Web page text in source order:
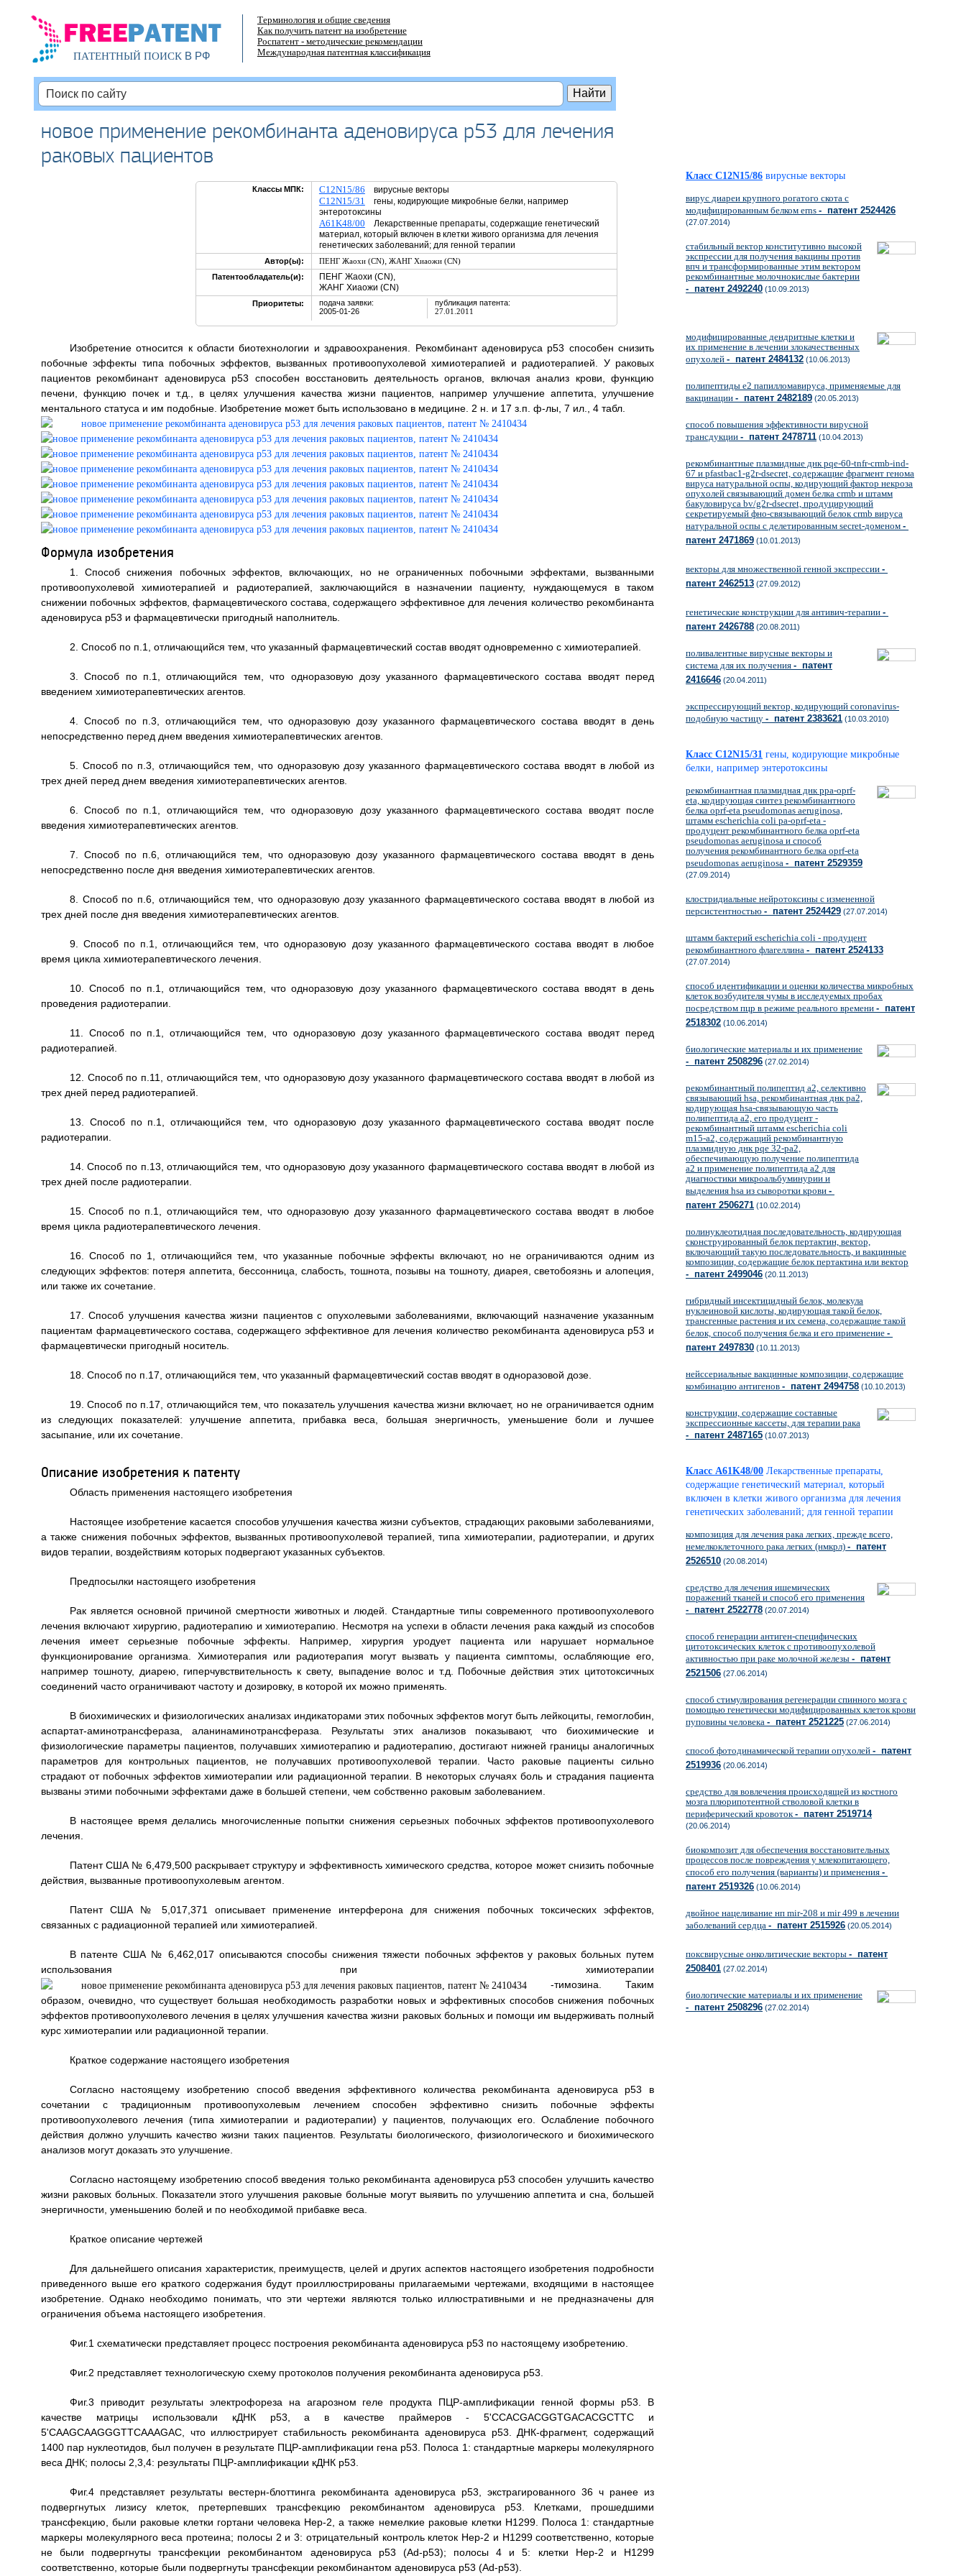
ПАТЕНТНЫЙ ПОИСКВ РФ
Терминология и общие сведения
Как получить патент на изобретение
Роспатент - методические рекомендации
Международная патентная классификация
новое применение рекомбинанта аденовируса р53 для лечения
раковых пациентов
Классы МПК: C12N15/86 вирусные векторы
C12N15/31 гены, кодирующие микробные белки, например
энтеротоксины
A61K48/00 Лекарственные препараты, содержащие генетический
материал, который включен в клетки живого организма для лечения
генетических заболеваний; для генной терапии
Автор(ы): ПЕНГ Жаохи (CN), ЖАНГ Хиаожи (CN)
Патентообладатель(и):
ПЕНГ Жаохи (CN),
ЖАНГ Хиаожи (CN)
Приоритеты:
подача заявки:
2005-01-26
публикация патента:
27.01.2011
Изобретение относится к области биотехнологии и здравоохранения. Рекомбинант аденовируса р53 способен снизить
побочные эффекты типа побочных эффектов, вызванных противоопухолевой химиотерапией и радиотерапией. У раковых
пациентов рекомбинант аденовируса р53 способен восстановить деятельность органов, включая анализ крови, функцию
печени, функцию почек и т.д., в целях улучшения качества жизни пациентов, например улучшение аппетита, улучшение
ментального статуса и им подобные. Изобретение может быть использовано в медицине. 2 н. и 17 з.п. ф-лы, 7 ил., 4 табл.
Формула изобретения
1. Способ снижения побочных эффектов, включающих, но не ограниченных побочными эффектами, вызванными
противоопухолевой химиотерапией и радиотерапией, заключающийся в назначении пациенту, нуждающемуся в таком
снижении побочных эффектов, фармацевтического состава, содержащего эффективное для лечения количество рекомбинанта
аденовируса р53 и фармацевтически пригодный наполнитель.
2. Способ по п.1, отличающийся тем, что указанный фармацевтический состав вводят одновременно с химиотерапией.
3. Способ по п.1, отличающийся тем, что одноразовую дозу указанного фармацевтического состава вводят перед
введением химиотерапевтических агентов.
4. Способ по п.3, отличающийся тем, что одноразовую дозу указанного фармацевтического состава вводят в день
непосредственно перед днем введения химиотерапевтических агентов.
5. Способ по п.3, отличающийся тем, что одноразовую дозу указанного фармацевтического состава вводят в любой из
трех дней перед днем введения химиотерапевтических агентов.
6. Способ по п.1, отличающийся тем, что одноразовую дозу указанного фармацевтического состава вводят после
введения химиотерапевтических агентов.
7. Способ по п.6, отличающийся тем, что одноразовую дозу указанного фармацевтического состава вводят в день
непосредственно после дня введения химиотерапевтических агентов.
8. Способ по п.6, отличающийся тем, что одноразовую дозу указанного фармацевтического состава вводят в любой из
трех дней после дня введения химиотерапевтических агентов.
9. Способ по п.1, отличающийся тем, что одноразовую дозу указанного фармацевтического состава вводят в любое
время цикла химиотерапевтического лечения.
10. Способ по п.1, отличающийся тем, что одноразовую дозу указанного фармацевтического состава вводят в день
проведения радиотерапии.
11. Способ по п.1, отличающийся тем, что одноразовую дозу указанного фармацевтического состава вводят перед
радиотерапией.
12. Способ по п.11, отличающийся тем, что одноразовую дозу указанного фармацевтического состава вводят в любой из
трех дней перед радиотерапией.
13. Способ по п.1, отличающийся тем, что одноразовую дозу указанного фармацевтического состава вводят после
радиотерапии.
14. Способ по п.13, отличающийся тем, что одноразовую дозу указанного фармацевтического состава вводят в любой из
трех дней после радиотерапии.
15. Способ по п.1, отличающийся тем, что одноразовую дозу указанного фармацевтического состава вводят в любое
время цикла радиотерапевтического лечения.
16. Способ по 1, отличающийся тем, что указанные побочные эффекты включают, но не ограничиваются одним из
следующих эффектов: потеря аппетита, бессонница, слабость, тошнота, позывы на тошноту, диарея, светобоязнь и алопеция,
или также их сочетание.
17. Способ улучшения качества жизни пациентов с опухолевыми заболеваниями, включающий назначение указанным
пациентам фармацевтического состава, содержащего эффективное для лечения количество рекомбинанта аденовируса р53 и
фармацевтически пригодный носитель.
18. Способ по п.17, отличающийся тем, что указанный фармацевтический состав вводят в одноразовой дозе.
19. Способ по п.17, отличающийся тем, что показатель улучшения качества жизни включает, но не ограничивается одним
из следующих показателей: улучшение аппетита, прибавка веса, большая энергичность, уменьшение боли и лучшее
засыпание, или их сочетание.
Описание изобретения к патенту
Область применения настоящего изобретения
Настоящее изобретение касается способов улучшения качества жизни субъектов, страдающих раковыми заболеваниями,
а также снижения побочных эффектов, вызванных противоопухолевой терапией, типа химиотерапии, радиотерапии, и других
видов терапии, воздействиям которых подвергают указанных субъектов.
Предпосылки настоящего изобретения
Рак является основной причиной смертности животных и людей. Стандартные типы современного противоопухолевого
лечения включают хирургию, радиотерапию и химиотерапию. Несмотря на успехи в области лечения рака каждый из способов
лечения имеет серьезные побочные эффекты. Например, хирургия уродует пациента или нарушает нормальное
функционирование организма. Химиотерапия или радиотерапия могут вызвать у пациента симптомы, ослабляющие его,
например тошноту, диарею, гиперчувствительность к свету, выпадение волос и т.д. Побочные действия этих цитотоксичных
соединений часто ограничивают частоту и дозировку, в которой их можно применять.
В биохимических и физиологических анализах индикаторами этих побочных эффектов могут быть лейкоциты, гемоглобин,
аспартат-аминотрансфераза, аланинаминотрансфераза. Результаты этих анализов показывают, что биохимические и
физиологические параметры пациентов, получавших химиотерапию и радиотерапию, достигают нижней границы аналогичных
параметров для контрольных пациентов, не получавших противоопухолевой терапии. Часто раковые пациенты сильно
страдают от побочных эффектов химиотерапии или радиационной терапии. В некоторых случаях боль и страдания пациента
вызваны этими побочными эффектами даже в большей степени, чем собственно раковым заболеванием.
В настоящее время делались многочисленные попытки снижения серьезных побочных эффектов противоопухолевого
лечения.
Патент США № 6,479,500 раскрывает структуру и эффективность химического средства, которое может снизить побочные
действия, вызванные противоопухолевым агентом.
Патент США № 5,017,371 описывает применение интерферона для снижения побочных токсических эффектов,
связанных с радиационной терапией или химиотерапией.
В патенте США № 6,462,017 описываются способы снижения тяжести побочных эффектов у раковых больных путем
использования при химиотерапии
-тимозина. Таким
образом, очевидно, что существует большая необходимость разработки новых и эффективных способов снижения побочных
эффектов противоопухолевого лечения в целях улучшения качества жизни раковых больных и помощи им выдерживать полный
курс химиотерапии или радиационной терапии.
Краткое содержание настоящего изобретения
Согласно настоящему изобретению способ введения эффективного количества рекомбинанта аденовируса р53 в
сочетании с традиционным противоопухолевым лечением способен эффективно снизить побочные эффекты
противоопухолевого лечения (типа химиотерапии и радиотерапии) у пациентов, получающих его. Ослабление побочного
действия должно улучшить качество жизни таких пациентов. Результаты биологического, физиологического и биохимического
анализов могут доказать это улучшение.
Согласно настоящему изобретению способ введения только рекомбинанта аденовируса р53 способен улучшить качество
жизни раковых больных. Показатели этого улучшения раковые больные могут выявить по улучшению аппетита и сна, большей
энергичности, уменьшению болей и по необходимой прибавке веса.
Краткое описание чертежей
Для дальнейшего описания характеристик, преимуществ, целей и других аспектов настоящего изобретения подробности
приведенного выше его краткого содержания будут проиллюстрированы прилагаемыми чертежами, входящими в настоящее
изобретение. Однако необходимо понимать, что эти чертежи являются только иллюстративными и не предназначены для
ограничения объема настоящего изобретения.
Фиг.1 схематически представляет процесс построения рекомбинанта аденовируса р53 по настоящему изобретению.
Фиг.2 представляет технологическую схему протоколов получения рекомбинанта аденовируса р53.
Фиг.3 приводит результаты электрофореза на агарозном геле продукта ПЦР-амплификации генной формы р53. В
качестве матрицы использовали кДНК р53, а в качестве праймеров - 5'CCACGACGGTGACACGCTTC и
5'CAAGCAAGGGTTCAAAGAC, что иллюстрирует стабильность рекомбинанта аденовируса р53. ДНК-фрагмент, содержащий
1400 пар нуклеотидов, был получен в результате ПЦР-амплификации гена р53. Полоса 1: стандартные маркеры молекулярного
веса ДНК; полосы 2,3,4: результаты ПЦР-амплификации кДНК р53.
Фиг.4 представляет результаты вестерн-блоттинга рекомбинанта аденовируса р53, экстрагированного 36 ч ранее из
подвергнутых лизису клеток, претерпевших трансфекцию рекомбинантом аденовируса р53. Клетками, прошедшими
трансфекцию, были раковые клетки гортани человека Нер-2, а также немелкие раковые клетки H1299. Полоса 1: стандартные
маркеры молекулярного веса протеина; полосы 2 и 3: отрицательный контроль клеток Нер-2 и H1299 соответственно, которые
не были подвергнуты трансфекции рекомбинантом аденовируса р53 (Ad-p53); полосы 4 и 5: клетки Нер-2 и H1299
соответственно, которые были подвергнуты трансфекции рекомбинантом аденовируса р53 (Ad-p53).
Класс C12N15/86 вирусные векторы
вирус диареи крупного рогатого скота с
модифицированным белком erns - патент 2524426
(27.07.2014)
стабильный вектор конститутивно высокой
экспрессии для получения вакцины против
впч и трансформированные этим вектором
рекомбинантные молочнокислые бактерии
- патент 2492240 (10.09.2013)
модифицированные дендритные клетки и
их применение в лечении злокачественных
опухолей - патент 2484132 (10.06.2013)
полипептиды е2 папилломавируса, применяемые для
вакцинации - патент 2482189 (20.05.2013)
способ повышения эффективности вирусной
трансдукции - патент 2478711 (10.04.2013)
рекомбинантные плазмидные днк pqe-60-tnfr-crmb-ind-
67 и pfastbac1-g2r-dsecret, содержащие фрагмент генома
вируса натуральной оспы, кодирующий фактор некроза
опухолей связывающий домен белка crmb и штамм
бакуловируса bv/g2r-dsecret, продуцирующий
секретируемый фно-связывающий белок crmb вируса
натуральной оспы с делетированным secret-доменом -
патент 2471869 (10.01.2013)
векторы для множественной генной экспрессии -
патент 2462513 (27.09.2012)
генетические конструкции для антивич-терапии -
патент 2426788 (20.08.2011)
поливалентные вирусные векторы и
система для их получения - патент
2416646 (20.04.2011)
экспрессирующий вектор, кодирующий coronavirus-
подобную частицу - патент 2383621 (10.03.2010)
Класс C12N15/31 гены, кодирующие микробные
белки, например энтеротоксины
рекомбинантная плазмидная днк ppa-oprf-
eta, кодирующая синтез рекомбинантного
белка oprf-eta pseudomonas aeruginosa,
штамм escherichia coli pa-oprf-eta -
продуцент рекомбинантного белка oprf-eta
pseudomonas aeruginosa и способ
получения рекомбинантного белка oprf-eta
pseudomonas aeruginosa - патент 2529359
(27.09.2014)
клостридиальные нейротоксины с измененной
персистентностью - патент 2524429 (27.07.2014)
штамм бактерий escherichia coli - продуцент
рекомбинантного флагеллина - патент 2524133
(27.07.2014)
способ идентификации и оценки количества микробных
клеток возбудителя чумы в исследуемых пробах
посредством пцр в режиме реального времени - патент
2518302 (10.06.2014)
биологические материалы и их применение
- патент 2508296 (27.02.2014)
рекомбинантный полипептид а2, селективно
связывающий hsa, рекомбинантная днк pa2,
кодирующая hsa-связывающую часть
полипептида a2, его продуцент -
рекомбинантный штамм escherichia coli
m15-a2, содержащий рекомбинантную
плазмидную днк pqe 32-pa2,
обеспечивающую получение полипептида
a2 и применение полипептида а2 для
диагностики микроальбуминурии и
выделения hsa из сыворотки крови -
патент 2506271 (10.02.2014)
полинуклеотидная последовательность, кодирующая
сконструированный белок пертактин, вектор,
включающий такую последовательность, и вакцинные
композиции, содержащие белок пертактина или вектор
- патент 2499046 (20.11.2013)
гибридный инсектицидный белок, молекула
нуклеиновой кислоты, кодирующая такой белок,
трансгенные растения и их семена, содержащие такой
белок, способ получения белка и его применение -
патент 2497830 (10.11.2013)
нейссериальные вакцинные композиции, содержащие
комбинацию антигенов - патент 2494758 (10.10.2013)
конструкции, содержащие составные
экспрессионные кассеты, для терапии рака
- патент 2487165 (10.07.2013)
Класс A61K48/00 Лекарственные препараты,
содержащие генетический материал, который
включен в клетки живого организма для лечения
генетических заболеваний; для генной терапии
композиция для лечения рака легких, прежде всего,
немелкоклеточного рака легких (нмкрл) - патент
2526510 (20.08.2014)
средство для лечения ишемических
поражений тканей и способ его применения
- патент 2522778 (20.07.2014)
способ генерации антиген-специфических
цитотоксических клеток с противоопухолевой
активностью при раке молочной железы - патент
2521506 (27.06.2014)
способ стимулирования регенерации спинного мозга с
помощью генетически модифицированных клеток крови
пуповины человека - патент 2521225 (27.06.2014)
способ фотодинамической терапии опухолей - патент
2519936 (20.06.2014)
средство для вовлечения происходящей из костного
мозга плюрипотентной стволовой клетки в
периферический кровоток- патент 2519714
(20.06.2014)
биокомпозит для обеспечения восстановительных
процессов после повреждения у млекопитающего,
способ его получения (варианты) и применения -
патент 2519326 (10.06.2014)
двойное нацеливание нп mir-208 и mir 499 в лечении
заболеваний сердца - патент 2515926 (20.05.2014)
поксвирусные онколитические векторы - патент
2508401 (27.02.2014)
биологические материалы и их применение
- патент 2508296 (27.02.2014)